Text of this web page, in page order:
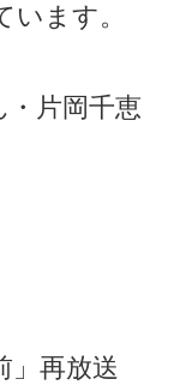
ます。
片岡千恵
」再放送